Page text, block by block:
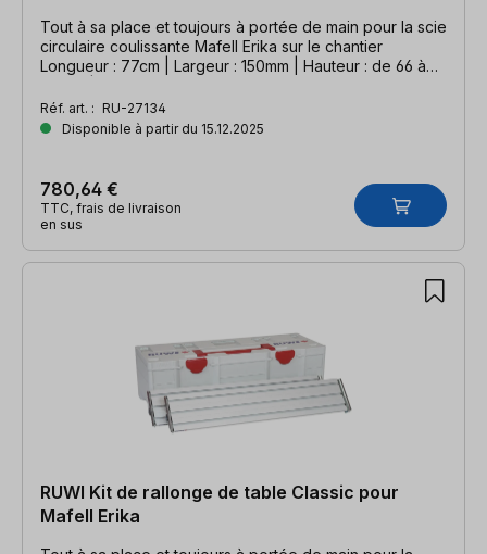
Tout à sa place et toujours à portée de main pour la scie
circulaire coulissante Mafell Erika sur le chantier
Longueur : 77cm | Largeur : 150mm | Hauteur : de 66 à
Réf. art. : RU-27134
Disponible à partir du 15.12.2025
780,64 €
TTC, frais de livraison
en sus
RUWI Kit de rallonge de table Classic pour
Mafell Erika